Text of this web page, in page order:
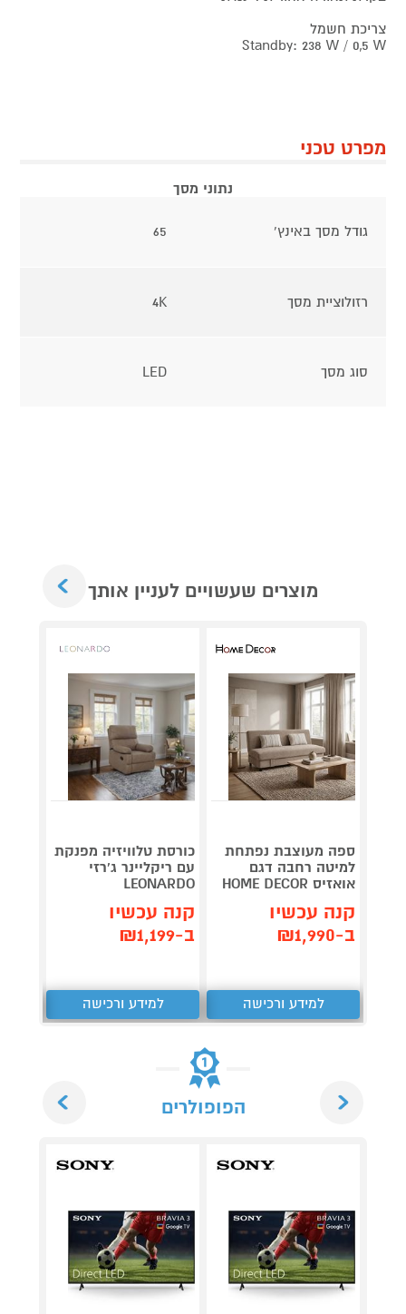
צריכת חשמל
Standby: 238 W / 0,5 W
מפרט טכני
נתוני מסך
גודל מסך באינץ' 65
רזולוציית מסך 4K
סוג מסך LED
מוצרים שעשויים לעניין אותך
ספה מעוצבת נפתחת
למיטה רחבה דגם
אואזיס HOME DECOR
קנה עכשיו
ב-₪1,990
למידע ורכישה
כורסת טלוויזיה מפנקת
עם ריקליינר ג'רזי
LEONARDO
קנה עכשיו
ב-₪1,199
למידע ורכישה
הפופולרים